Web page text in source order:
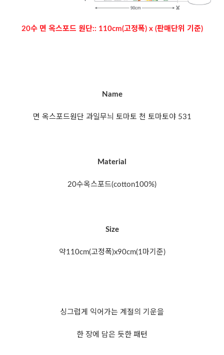
20수 면 옥스포드 원단:: 110cm(고정폭) x (판매단위 기준)
Name
면 옥스포드원단 과일무늬 토마토 천 토마토야 531
Material
20수옥스포드(cotton100%)
Size
약110cm(고정폭)x90cm(1마기준)
싱그럽게 익어가는 계절의 기운을
한 장에 담은 듯한 패턴